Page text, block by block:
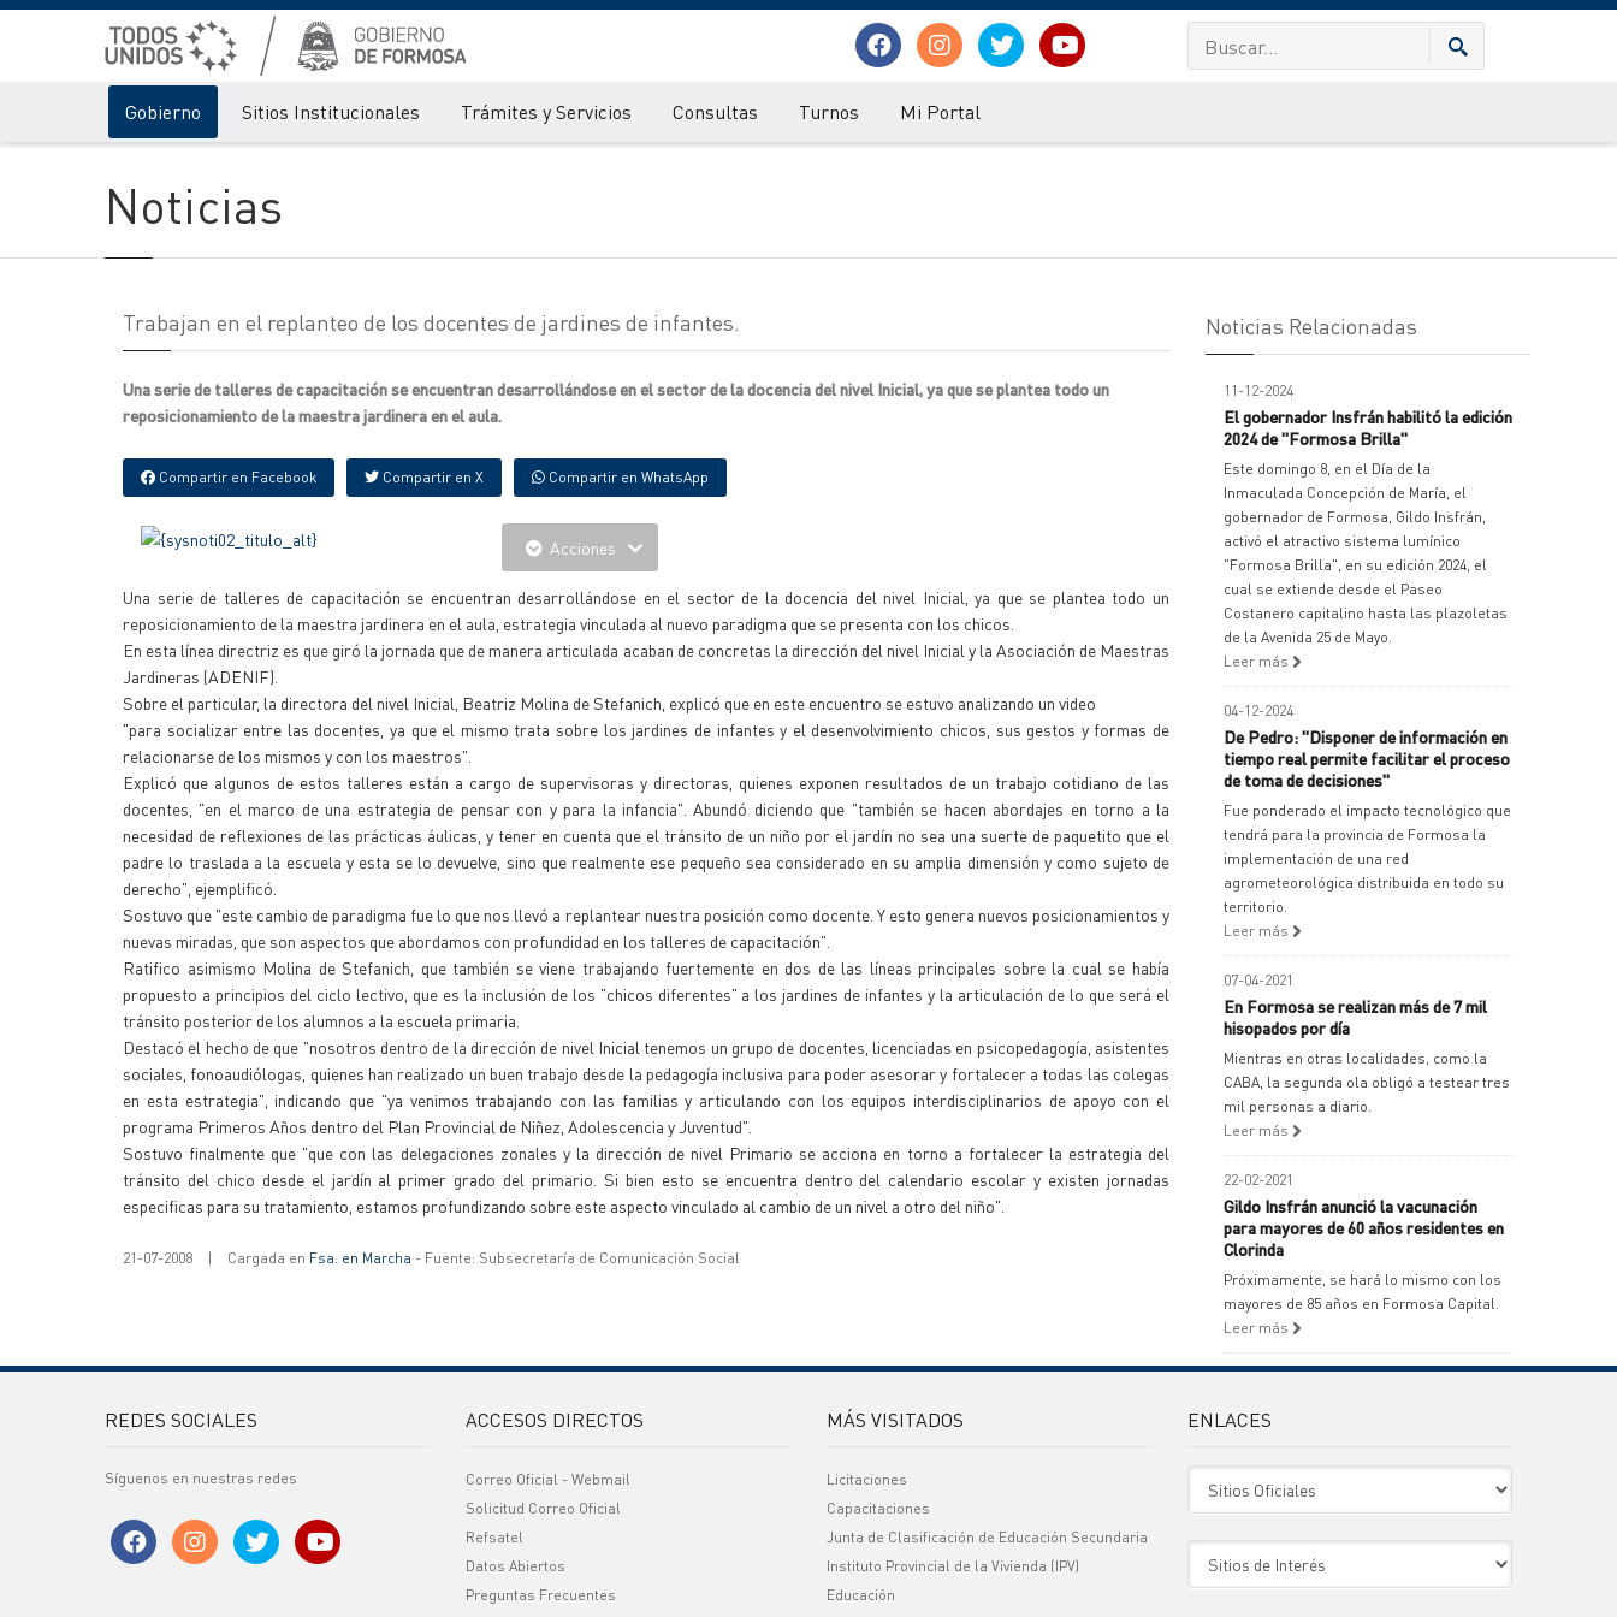
Gobierno Sitios Institucionales Trámites y Servicios Consultas Turnos Mi Portal
Noticias
Trabajan en el replanteo de los docentes de jardines de infantes.
Una serie de talleres de capacitación se encuentran desarrollándose en el sector de la docencia del nivel Inicial, ya que se plantea todo un
reposicionamiento de la maestra jardinera en el aula.
Compartir en Facebook Compartir en X Compartir en WhatsApp
Acciones
Una serie de talleres de capacitación se encuentran desarrollándose en el sector de la docencia del nivel Inicial, ya que se plantea todo un
reposicionamiento de la maestra jardinera en el aula, estrategia vinculada al nuevo paradigma que se presenta con los chicos.
En esta línea directriz es que giró la jornada que de manera articulada acaban de concretas la dirección del nivel Inicial y la Asociación de Maestras
Jardineras (ADENIF).
Sobre el particular, la directora del nivel Inicial, Beatriz Molina de Stefanich, explicó que en este encuentro se estuvo analizando un video
"para socializar entre las docentes, ya que el mismo trata sobre los jardines de infantes y el desenvolvimiento chicos, sus gestos y formas de
relacionarse de los mismos y con los maestros".
Explicó que algunos de estos talleres están a cargo de supervisoras y directoras, quienes exponen resultados de un trabajo cotidiano de las
docentes, "en el marco de una estrategia de pensar con y para la infancia". Abundó diciendo que "también se hacen abordajes en torno a la
necesidad de reflexiones de las prácticas áulicas, y tener en cuenta que el tránsito de un niño por el jardín no sea una suerte de paquetito que el
padre lo traslada a la escuela y esta se lo devuelve, sino que realmente ese pequeño sea considerado en su amplia dimensión y como sujeto de
derecho", ejemplificó.
Sostuvo que "este cambio de paradigma fue lo que nos llevó a replantear nuestra posición como docente. Y esto genera nuevos posicionamientos y
nuevas miradas, que son aspectos que abordamos con profundidad en los talleres de capacitación".
Ratifico asimismo Molina de Stefanich, que también se viene trabajando fuertemente en dos de las líneas principales sobre la cual se había
propuesto a principios del ciclo lectivo, que es la inclusión de los "chicos diferentes" a los jardines de infantes y la articulación de lo que será el
tránsito posterior de los alumnos a la escuela primaria.
Destacó el hecho de que "nosotros dentro de la dirección de nivel Inicial tenemos un grupo de docentes, licenciadas en psicopedagogía, asistentes
sociales, fonoaudiólogas, quienes han realizado un buen trabajo desde la pedagogía inclusiva para poder asesorar y fortalecer a todas las colegas
en esta estrategia", indicando que "ya venimos trabajando con las familias y articulando con los equipos interdisciplinarios de apoyo con el
programa Primeros Años dentro del Plan Provincial de Niñez, Adolescencia y Juventud".
Sostuvo finalmente que "que con las delegaciones zonales y la dirección de nivel Primario se acciona en torno a fortalecer la estrategia del
tránsito del chico desde el jardín al primer grado del primario. Si bien esto se encuentra dentro del calendario escolar y existen jornadas
especificas para su tratamiento, estamos profundizando sobre este aspecto vinculado al cambio de un nivel a otro del niño".
21-07-2008 | Cargada en Fsa. en Marcha - Fuente: Subsecretaría de Comunicación Social
Noticias Relacionadas
11-12-2024
El gobernador Insfrán habilitó la edición
2024 de "Formosa Brilla"
Este domingo 8, en el Día de la
Inmaculada Concepción de María, el
gobernador de Formosa, Gildo Insfrán,
activó el atractivo sistema lumínico
"Formosa Brilla", en su edición 2024, el
cual se extiende desde el Paseo
Costanero capitalino hasta las plazoletas
de la Avenida 25 de Mayo.
Leer más
04-12-2024
De Pedro: "Disponer de información en
tiempo real permite facilitar el proceso
de toma de decisiones"
Fue ponderado el impacto tecnológico que
tendrá para la provincia de Formosa la
implementación de una red
agrometeorológica distribuida en todo su
territorio.
Leer más
07-04-2021
En Formosa se realizan más de 7 mil
hisopados por día
Mientras en otras localidades, como la
CABA, la segunda ola obligó a testear tres
mil personas a diario.
Leer más
22-02-2021
Gildo Insfrán anunció la vacunación
para mayores de 60 años residentes en
Clorinda
Próximamente, se hará lo mismo con los
mayores de 85 años en Formosa Capital.
Leer más
REDES SOCIALES
Síguenos en nuestras redes
ACCESOS DIRECTOS
Correo Oficial - Webmail
Solicitud Correo Oficial
Refsatel
Datos Abiertos
Preguntas Frecuentes
MÁS VISITADOS
Licitaciones
Capacitaciones
Junta de Clasificación de Educación Secundaria
Instituto Provincial de la Vivienda (IPV)
Educación
ENLACES